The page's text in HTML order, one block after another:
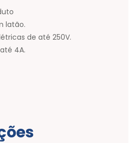
latão.
de até 250V.
4A.